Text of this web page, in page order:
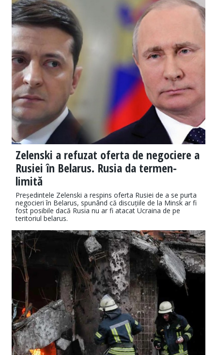
Zelenski a refuzat oferta de negociere a
Rusiei în Belarus. Rusia da termen-
limită
Președintele Zelenski a respins oferta Rusiei de a se purta
negocieri în Belarus, spunând că discuțiile de la Minsk ar fi
fost posibile dacă Rusia nu ar fi atacat Ucraina de pe
teritoriul belarus.